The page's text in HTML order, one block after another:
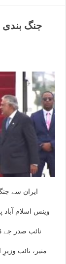
جنگ بندی
ایران سے
وینس اسلام آباد
نائب صدر جے
منیر، نائب